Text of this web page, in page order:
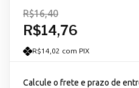
R$14,76
R$16,40
R$14,02 com PIX
Calcule o frete e prazo de